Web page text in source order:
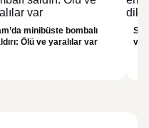
minibüste bombalı
Ölü ve yaralılar var